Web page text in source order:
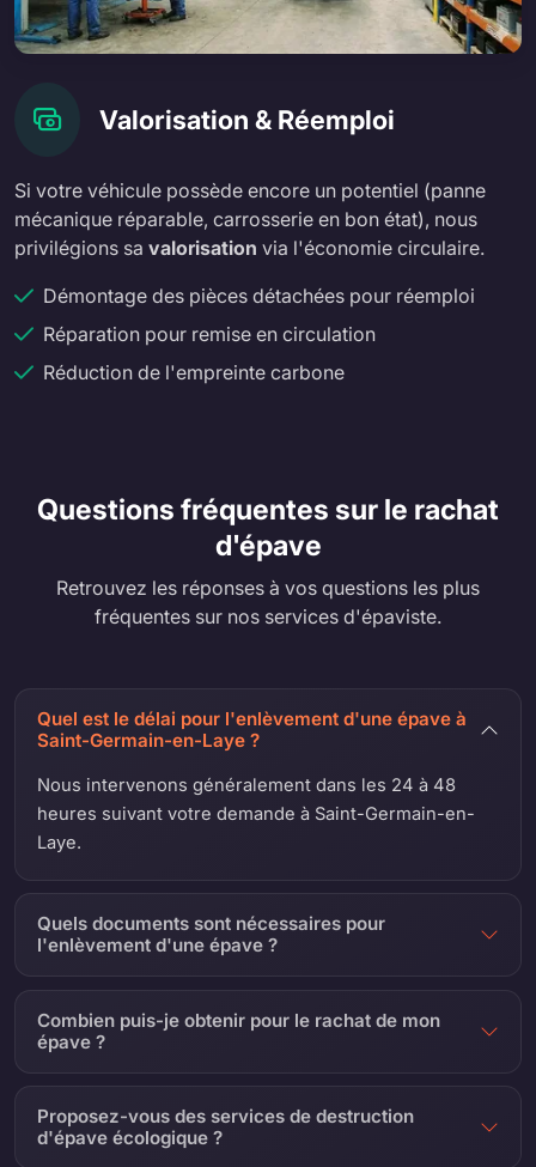
Valorisation & Réemploi
Si votre véhicule possède encore un potentiel (panne
mécanique réparable, carrosserie en bon état), nous
privilégions sa valorisation via l'économie circulaire.
Démontage des pièces détachées pour réemploi
Réparation pour remise en circulation
Réduction de l'empreinte carbone
Questions fréquentes sur le rachat
d'épave
Retrouvez les réponses à vos questions les plus
fréquentes sur nos services d'épaviste.
Quel est le délai pour l'enlèvement d'une épave à
Saint-Germain-en-Laye ?
Nous intervenons généralement dans les 24 à 48
heures suivant votre demande à Saint-Germain-en-
Laye.
Quels documents sont nécessaires pour
l'enlèvement d'une épave ?
Combien puis-je obtenir pour le rachat de mon
épave ?
Proposez-vous des services de destruction
d'épave écologique ?